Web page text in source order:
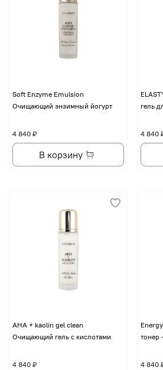
Soft Enzyme Emulsion
Очищающий энзимный йогурт
4 840 ₽
В корзину
гель
4 840
AHA + kaolin gel clean
Очищающий гель с кислотами
4 840 ₽
тонер
4 840